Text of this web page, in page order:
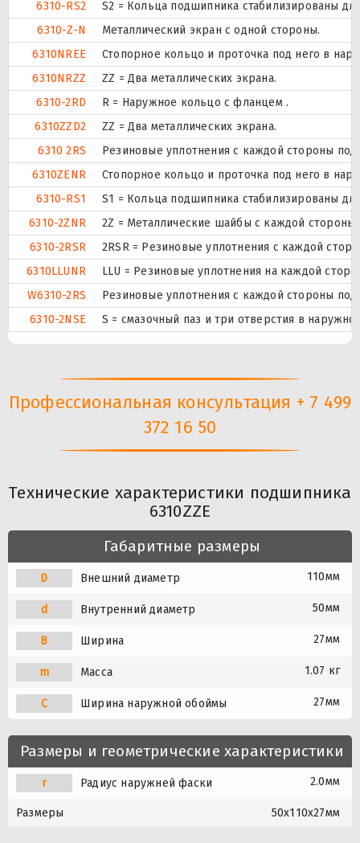
6310-RS2
S2 = Кольца подшипника стабилизированы
6310-Z-N
Металлический экран с одной стороны.
6310NREE
Стопорное кольцо и проточка под него в
6310NRZZ
ZZ = Два металлических экрана.
6310-2RD
R = Наружное кольцо с фланцем .
6310ZZD2
ZZ = Два металлических экрана.
6310 2RS
Резиновые уплотнения с каждой стороны
6310ZENR
Стопорное кольцо и проточка под него в
6310-RS1
S1 = Кольца подшипника стабилизированы
6310-2ZNR
2Z = Металлические шайбы с каждой
6310-2RSR
2RSR = Резиновые уплотнения с каждой
6310LLUNR
LLU = Резиновые уплотнения на каждой
W6310-2RS
Резиновые уплотнения с каждой стороны
6310-2NSE
S = смазочный паз и три отверстия в
Профессиональная консультация + 7 499
372 16 50
Технические характеристики подшипника
6310ZZE
Габаритные размеры
D Внешний диаметр 110мм
d Внутренний диаметр 50мм
B Ширина 27мм
m Масса 1.07 кг
C Ширина наружной обоймы 27мм
Размеры и геометрические характеристики
r Радиус наружней фаски 2.0мм
Размеры 50x110x27мм